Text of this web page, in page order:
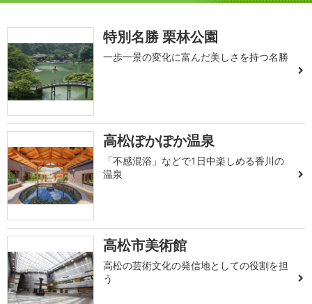
特別名勝 栗林公園
一歩一景の変化に富んだ美しさを持つ名勝
高松ぽかぽか温泉
「不感混浴」などで1日中楽しめる香川の
温泉
高松市美術館
高松の芸術文化の発信地としての役割を担
う